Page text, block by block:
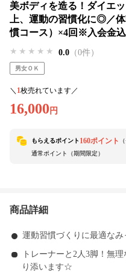
美ボディを造る！ダイエ
上、運動の習慣化に◎／
慣コース）×4回※入会金
★★★★★
★★★★★
★★★★★ 0.0 （0件）
男女ＯＫ
＼ 1枚売れています／
16,000 円
もらえるポイント 160ポイント
通常ポイント（期間限定）
商品詳細
運動習慣づくりに最適なみ
トレーナーと2人3脚！無
り添います☆